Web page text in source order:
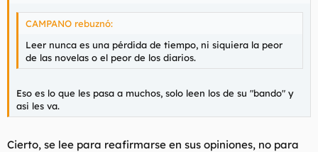
CAMPANO rebuznó:
Leer nunca es una pérdida de tiempo, ni siquiera la peor
de las novelas o el peor de los diarios.
Eso es lo que les pasa a muchos, solo leen los de su "bando" y
asi les va.
Cierto, se lee para reafirmarse en sus opiniones, no para